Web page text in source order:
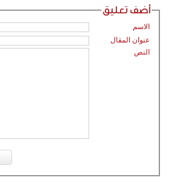
أضف تعليق
الاسم
عنوان المقال
النص